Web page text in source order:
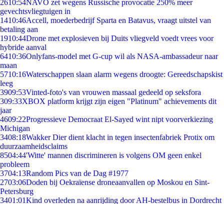
2610:54NAVO zet wegens Russische provocatie 250% meer
gevechtsvliegtuigen in
1410:46Accell, moederbedrijf Sparta en Batavus, vraagt uitstel van
betaling aan
1910:44Drone met explosieven bij Duits vliegveld voedt vrees voor
hybride aanval
6410:36Onlyfans-model met G-cup wil als NASA-ambassadeur naar
maan
5710:16Waterschappen slaan alarm wegens droogte: Gereedschapskist
leeg
3909:53Vinted-foto's van vrouwen massaal gedeeld op seksfora
309:33XBOX platform krijgt zijn eigen "Platinum" achievements dit
jaar
4609:22Progressieve Democraat El-Sayed wint nipt voorverkiezing
Michigan
3408:18Wakker Dier dient klacht in tegen insectenfabriek Protix om
duurzaamheidsclaims
8504:44'Witte' mannen discrimineren is volgens OM geen enkel
probleem
3704:13Random Pics van de Dag #1977
2703:06Doden bij Oekraïense droneaanvallen op Moskou en Sint-
Petersburg
3401:01Kind overleden na aanrijding door AH-bestelbus in Dordrecht